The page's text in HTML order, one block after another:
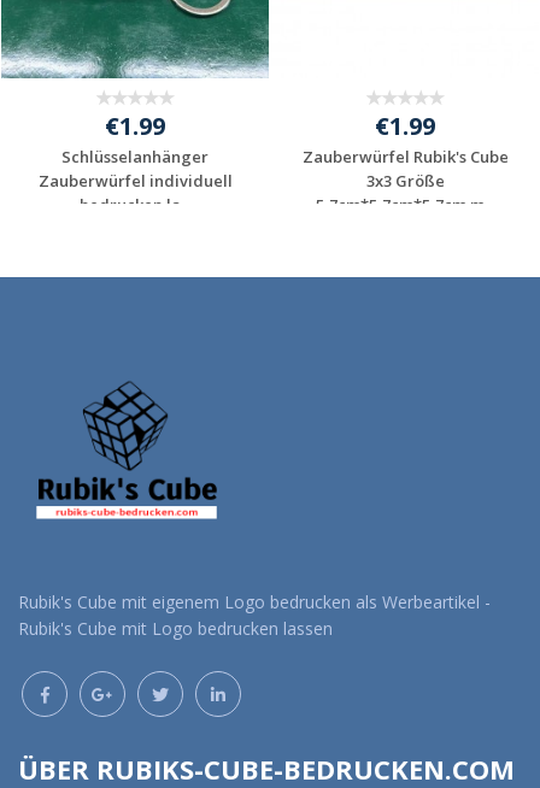
€1.99
Schlüsselanhänger
Zauberwürfel individuell
bedrucken la...
€1.99
Zauberwürfel Rubik's Cube
3x3 Größe
5,7cm*5,7cm*5,7cm m...
Rubik's Cube mit eigenem Logo bedrucken als Werbeartikel -
Rubik's Cube mit Logo bedrucken lassen
ÜBER RUBIKS-CUBE-BEDRUCKEN.COM